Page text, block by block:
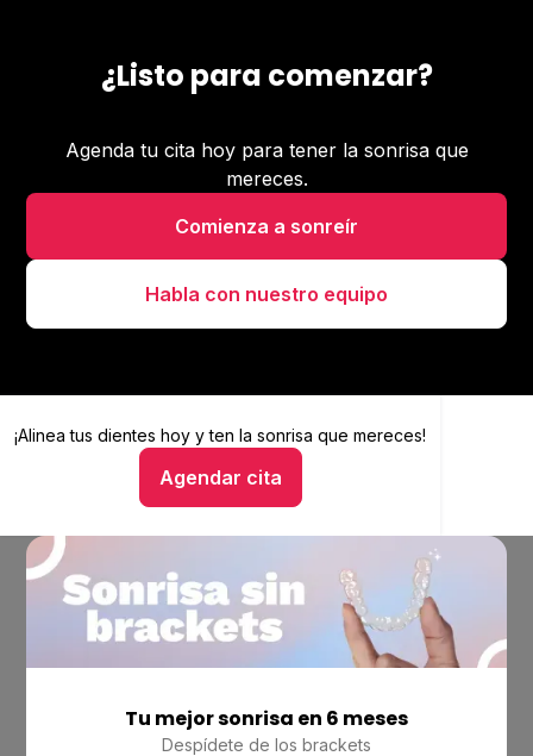
¿Listo para comenzar?
Agenda tu cita hoy para tener la sonrisa que
mereces.
Comienza a sonreír
Habla con nuestro equipo
¡Alinea tus dientes hoy yten la sonrisa que mereces!
Agendar cita
Alinea tus dientes hoy y ten la sonrisa que mereces
Hablar con un asesor
Tu mejor sonrisa en 6 meses
Despídete de los brackets